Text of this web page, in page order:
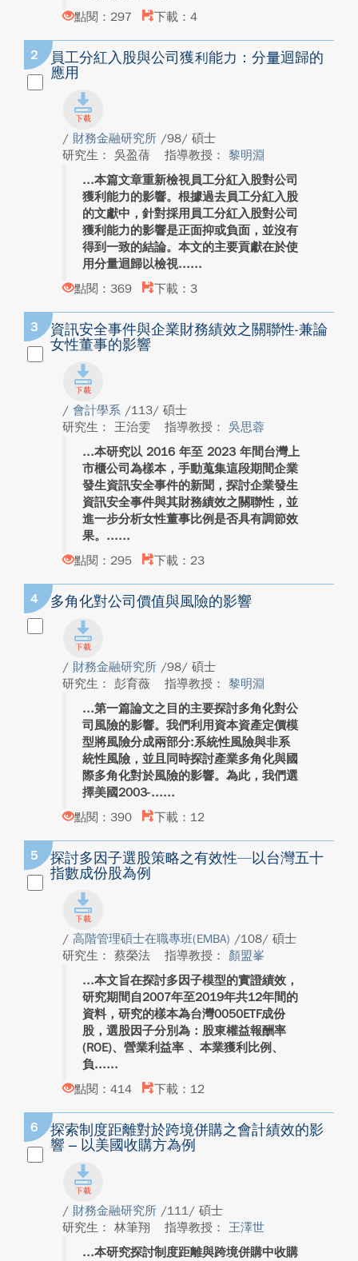
點閱：297
下載：4
2
員工分紅入股與公司獲利能力：分量迴歸的
應用
/ 財務金融研究所 /98/ 碩士
研究生： 吳盈蒨
指導教授： 黎明淵
本篇文章重新檢視員工分紅入股對公司
獲利能力的影響。根據過去員工分紅入股
的文獻中，針對採用員工分紅入股對公司
獲利能力的影響是正面抑或負面，並沒有
得到一致的結論。本文的主要貢獻在於使
用分量迴歸以檢視...
點閱：369
下載：3
3
資訊安全事件與企業財務績效之關聯性-兼論
女性董事的影響
/ 會計學系 /113/ 碩士
研究生： 王治雯
指導教授： 吳思蓉
本研究以 2016 年至 2023 年間台灣上
市櫃公司為樣本，手動蒐集這段期間企業
發生資訊安全事件的新聞，探討企業發生
資訊安全事件與其財務績效之關聯性，並
進一步分析女性董事比例是否具有調節效
果。...
點閱：295
下載：23
4 多角化對公司價值與風險的影響
/ 財務金融研究所 /98/ 碩士
研究生： 彭育薇
指導教授： 黎明淵
第一篇論文之目的主要探討多角化對公
司風險的影響。我們利用資本資產定價模
型將風險分成兩部分:系統性風險與非系
統性風險，並且同時探討產業多角化與國
際多角化對於風險的影響。為此，我們選
擇美國2003-...
點閱：390
下載：12
5
探討多因子選股策略之有效性—以台灣五十
指數成份股為例
/ 高階管理碩士在職專班(EMBA) /108/ 碩士
研究生： 蔡榮法
指導教授： 顏盟峯
本文旨在探討多因子模型的實證績效，
研究期間自2007年至2019年共12年間的
資料，研究的樣本為台灣0050ETF成份
股，選股因子分別為：股東權益報酬率
(ROE)、營業利益率 、本業獲利比例、
負...
點閱：414
下載：12
6
探索制度距離對於跨境併購之會計績效的影
響 – 以美國收購方為例
/ 財務金融研究所 /111/ 碩士
研究生： 林筆翔
指導教授： 王澤世
本研究探討制度距離與跨境併購中收購